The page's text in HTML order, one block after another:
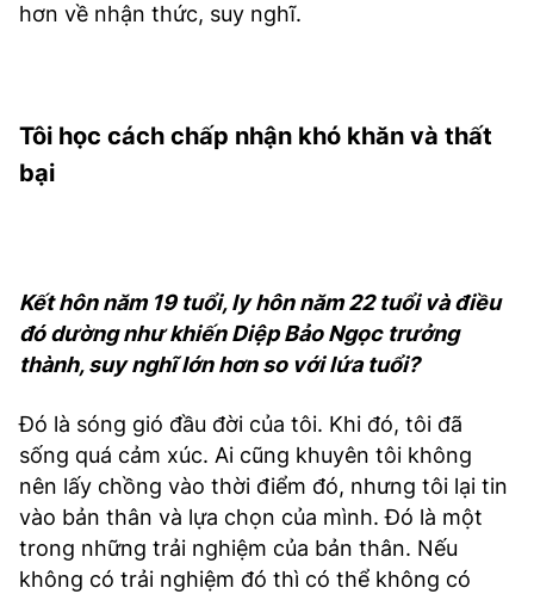
hơn về nhận thức, suy nghĩ.
Tôi học cách chấp nhận khó khăn và thất
bại
Kết hôn năm 19 tuổi, ly hôn năm 22 tuổi và điều
đó dường như khiến Diệp Bảo Ngọc trưởng
thành, suy nghĩ lớn hơn so với lứa tuổi?
Đó là sóng gió đầu đời của tôi. Khi đó, tôi đã
sống quá cảm xúc. Ai cũng khuyên tôi không
nên lấy chồng vào thời điểm đó, nhưng tôi lại tin
vào bản thân và lựa chọn của mình. Đó là một
trong những trải nghiệm của bản thân. Nếu
không có trải nghiệm đó thì có thể không có